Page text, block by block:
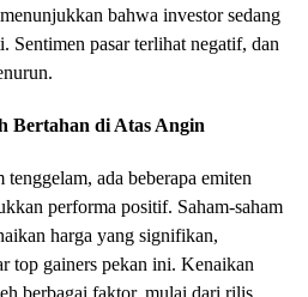
bahwa investor sedang
Sentimen pasar terlihat negatif, dan
Bertahan di Atas Angin
tenggelam, ada beberapa emiten
performa positif. Saham-saham
harga yang signifikan,
top gainers pekan ini. Kenaikan
berbagai faktor, mulai dari rilis